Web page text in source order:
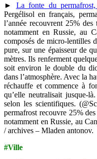
► La fonte du
Pergélisol en français,
l’année recouvrent 25% des
notamment en Russie, au
composés de micro-lentilles
pure, sur une épaisseur de
mètres. Ils renferment
soit environ le double du
dans l’atmosphère. Avec la
réchauffe et commence à
qu’elle neutralisait jusque-
selon les scientifiques.
permafrost recouvre 25%
notamment en Russie, au
/ archives – Mladen antonov.
#Ville